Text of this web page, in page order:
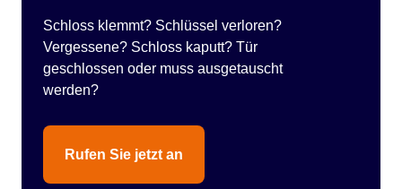
Schloss klemmt? Schlüssel verloren?
Vergessene? Schloss kaputt? Tür
geschlossen oder muss ausgetauscht
werden?
Rufen Sie jetzt an